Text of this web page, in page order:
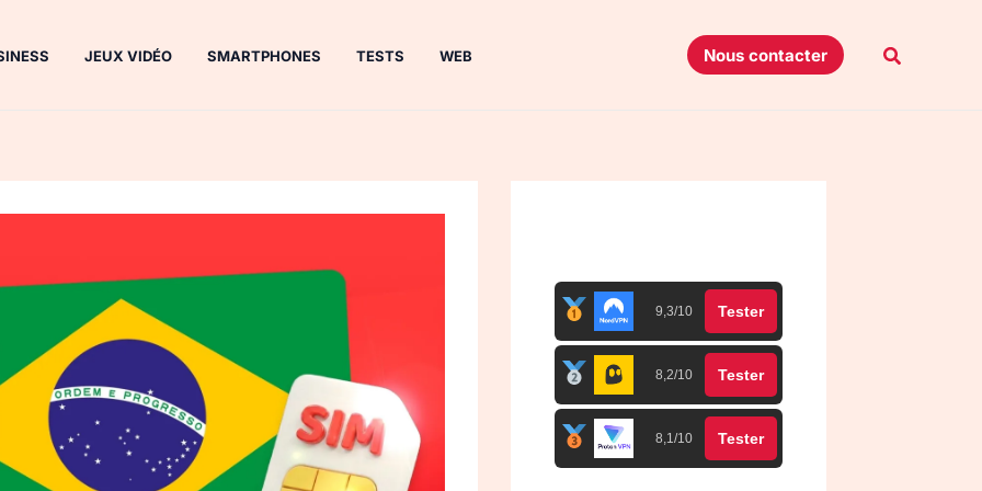
JEUX VIDÉO SMARTPHONES TESTS WEB Nous contacter
9,3/10 Tester
8,2/10 Tester
8,1/10 Tester